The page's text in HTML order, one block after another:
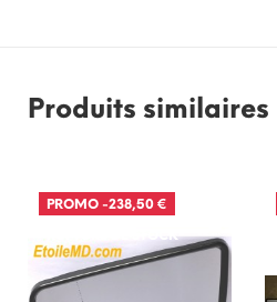
Produits similaires
PROMO -238,50 €
RUPTURE DE STOCK